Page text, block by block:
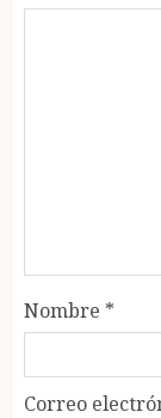
Nombre *
Correo